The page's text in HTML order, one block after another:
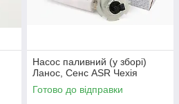
Насос паливний (у зборі)
Ланос, Сенс ASR Чехія
Готово до відправки